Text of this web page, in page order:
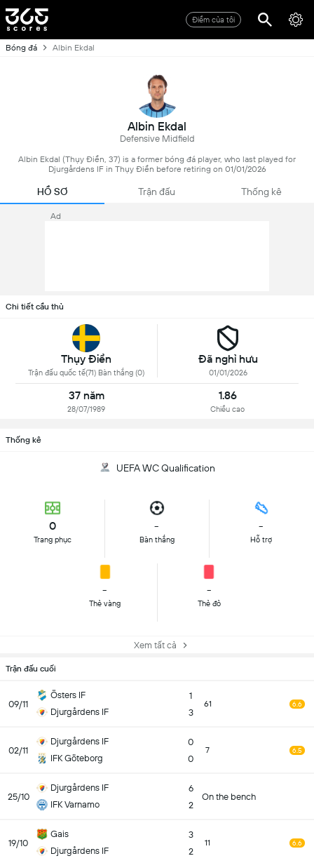
Điểm của tôi
Bóng đá Albin Ekdal
Albin Ekdal
Defensive Midfield
Albin Ekdal (Thụy Điển, 37) is a former bóng đá player, who last played for
Djurgårdens IF in Thụy Điển before retiring on 01/01/2026
HỒ SƠ Trận đấu Thống kê
Ad
Chi tiết cầu thủ
Thụy Điển
Trận đấu quốc tế(71) Bàn thắng (0)
Đã nghỉ hưu
01/01/2026
37 năm
28/07/1989
1.86
Chiều cao
Thống kê
UEFA WC Qualification
0
Trang phục
-
Bàn thắng
-
Hỗ trợ
-
Thẻ vàng
-
Thẻ đỏ
Xem tất cả
Trận đấu cuối
09/11
Östers IF
Djurgårdens IF
1
3
61 6.6
02/11
Djurgårdens IF
IFK Göteborg
0
0
7 6.5
25/10
Djurgårdens IF
IFK Varnamo
6
2
On the bench
19/10
Gais
Djurgårdens IF
3
2
11 6.6